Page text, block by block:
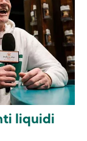
liquidi